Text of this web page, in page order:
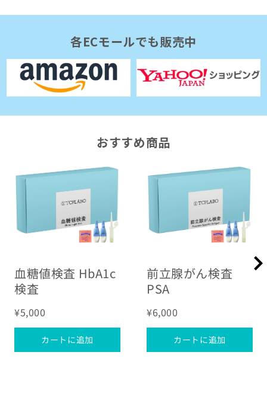
各ECモールでも販売中
おすすめ商品
血糖値検査 HbA1c
検査
¥5,000
カートに追加
前立腺がん検査
PSA
¥6,000
カートに追加